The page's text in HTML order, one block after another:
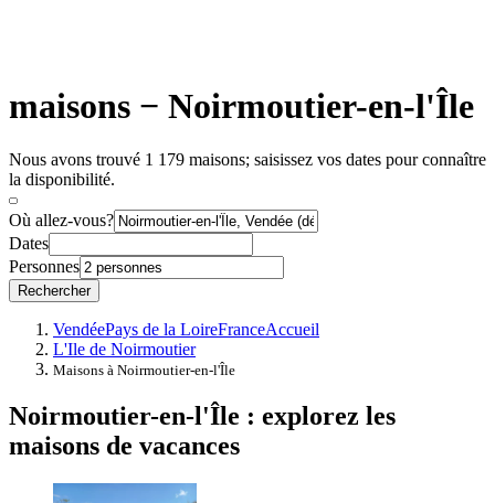
maisons − Noirmoutier-en-l'Île
Nous avons trouvé 1 179 maisons; saisissez vos dates pour connaître
la disponibilité.
Où allez-vous?
Dates
Personnes
Rechercher
VendéePays de la LoireFranceAccueil
L'Ile de Noirmoutier
Maisons à Noirmoutier-en-l'Île
Noirmoutier-en-l'Île : explorez les
maisons de vacances